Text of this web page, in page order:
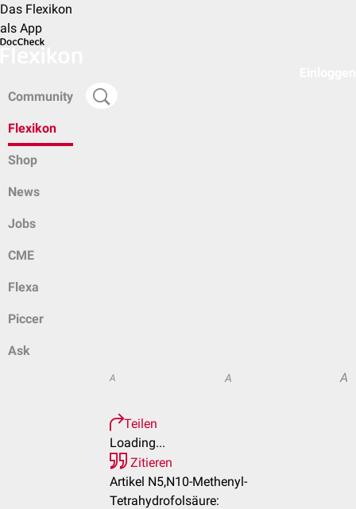
Das Flexikon
als App
Community
Flexikon
Shop
News
Jobs
CME
Flexa
Piccer
Ask
A A A
Teilen
Loading...
Zitieren
Artikel N5,N10-Methenyl-
Tetrahydrofolsäure: